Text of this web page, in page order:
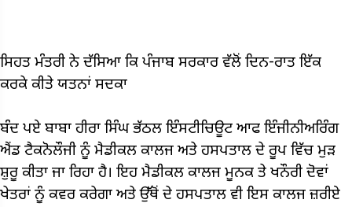
ਸਿਹਤ ਮੰਤਰੀ ਨੇ ਦੱਸਿਆ ਕਿ ਪੰਜਾਬ ਸਰਕਾਰ ਵੱਲੋਂ ਦਿਨ-ਰਾਤ ਇੱਕ
ਕਰਕੇ ਕੀਤੇ ਯਤਨਾਂ ਸਦਕਾ
ਬੰਦ ਪਏ ਬਾਬਾ ਹੀਰਾ ਸਿੰਘ ਭੱਠਲ ਇੰਸਟੀਚਿਊਟ ਆਫ ਇੰਜੀਨੀਅਰਿੰਗ
ਐਂਡ ਟੈਕਨੋਲੌਜੀ ਨੂੰ ਮੈਡੀਕਲ ਕਾਲਜ ਅਤੇ ਹਸਪਤਾਲ ਦੇ ਰੂਪ ਵਿੱਚ ਮੁੜ
ਸ਼ੁਰੂ ਕੀਤਾ ਜਾ ਰਿਹਾ ਹੈ। ਇਹ ਮੈਡੀਕਲ ਕਾਲਜ ਮੂਨਕ ਤੇ ਖਨੌਰੀ ਦੋਵਾਂ
ਖੇਤਰਾਂ ਨੂੰ ਕਵਰ ਕਰੇਗਾ ਅਤੇ ਉੱਥੋਂ ਦੇ ਹਸਪਤਾਲ ਵੀ ਇਸ ਕਾਲਜ ਜ਼ਰੀਏ